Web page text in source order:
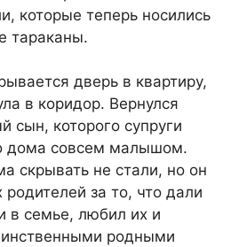
которые теперь носились
тараканы.
дверь в квартиру,
в коридор. Вернулся
сын, которого супруги
дома совсем малышом.
скрывать не стали, но он
родителей за то, что дали
в семье, любил их и
родными